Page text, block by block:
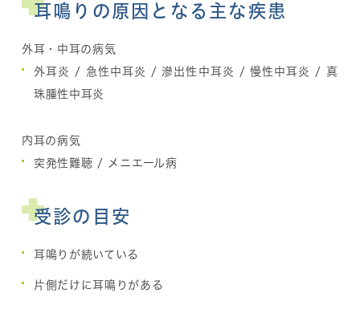
耳鳴りの原因となる主な疾患
外耳・中耳の病気
外耳炎 / 急性中耳炎 / 滲出性中耳炎 / 慢性中耳炎 / 真
珠腫性中耳炎
内耳の病気
突発性難聴 / メニエール病
受診の目安
耳鳴りが続いている
片側だけに耳鳴りがある